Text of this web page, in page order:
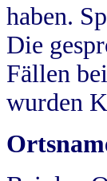
haben.
Die
Fällen
wurden